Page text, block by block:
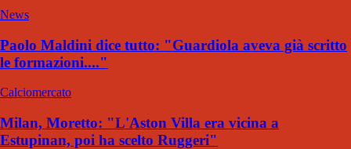
News
Paolo Maldini dice tutto: "Guardiola aveva già scritto
le formazioni...."
Calciomercato
Milan, Moretto: "L'Aston Villa era vicina a
Estupinan, poi ha scelto Ruggeri"